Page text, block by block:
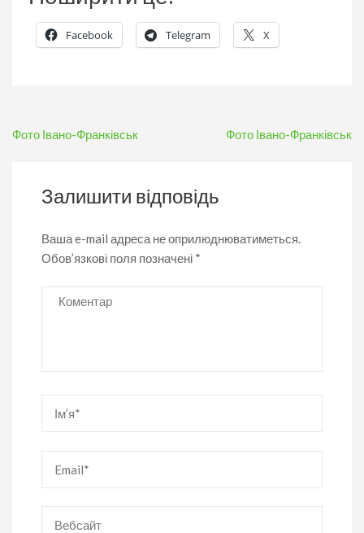
Facebook Telegram X
Навігація
Фото Івано-Франківськ Фото Івано-Франківськ
Залишити відповідь
Ваша e-mail адреса не оприлюднюватиметься.
Обов’язкові поля позначені *
Коментар